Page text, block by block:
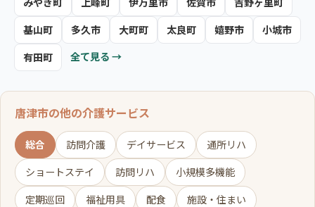
基山町
多久市 大町町 太良町 嬉野市
小城市
有田町
全て見る →
唐津市の他の介護サービス
総合 訪問介護 デイサービス
通所リハ
ショートステイ
訪問リハ
小規模多機能
定期巡回
福祉用具 配食
施設・住まい